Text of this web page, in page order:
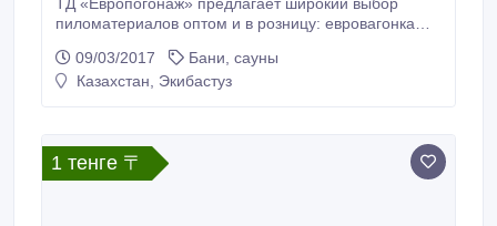
пиломатериалов оптом и в розницу: евровагонка
бруса (лиственница); террасная доска
(лиственница); доска пола (сосна, лиственница);
для бань и саун; комбинированные двери;
стеклянные двери; межкомнатные двери; входные
двери.
09/03/2017
Бани, сауны
Казахстан, Экибастуз
1 тенге 〒